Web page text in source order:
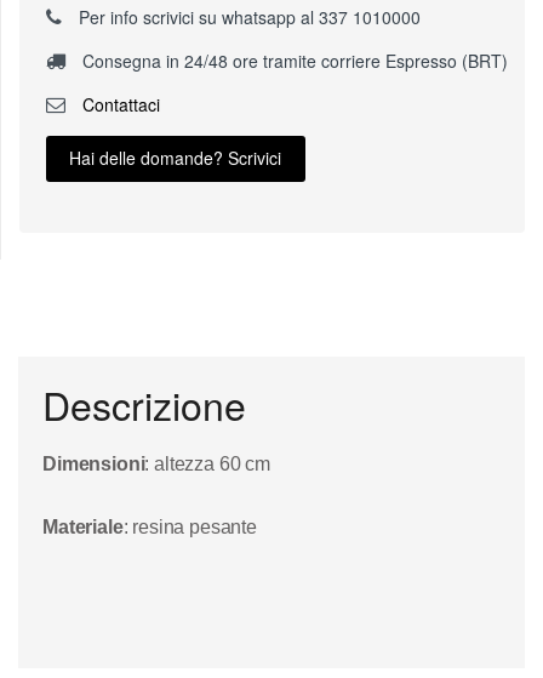
Per info scrivici su whatsapp al 337 1010000
Consegna in 24/48 ore tramite corriere Espresso (BRT)
Contattaci
Hai delle domande? Scrivici
Descrizione
Dimensioni: altezza 60 cm
Materiale: resina pesante